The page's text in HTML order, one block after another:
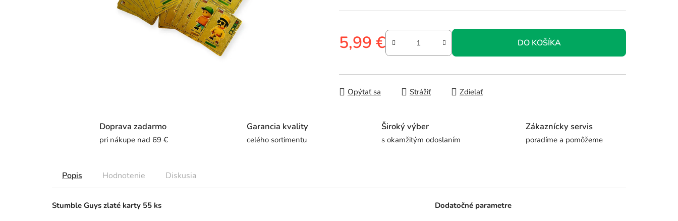
5,99 €
Jednotková cena:
DO KOŠÍKA
Opýtať sa Strážiť Zdieľať
Doprava zadarmo
pri nákupe nad 69 €
Garancia kvality
celého sortimentu
Široký výber
s okamžitým odoslaním
Zákaznícky servis
poradíme a pomôžeme
Popis Hodnotenie Diskusia
Stumble Guys zlaté karty 55 ks Dodatočné parametre